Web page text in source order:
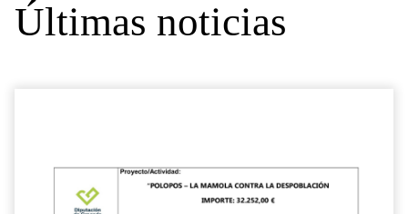
Últimas noticias